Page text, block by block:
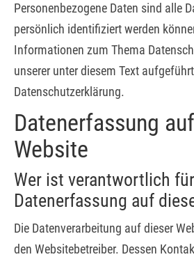
Personenbezogene Daten sind alle
persönlich identifiziert werden
Informationen zum Thema
unserer unter diesem Text
Datenschutzerklärung.
Datenerfassung
Website
Wer ist verantwortlich
Datenerfassung auf
Die Datenverarbeitung auf dieser
den Websitebetreiber. Dessen